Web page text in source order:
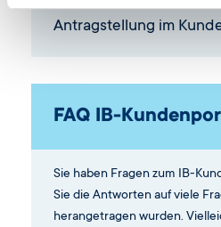
Antragstellung im
FAQ IB-
Sie haben Fragen zum IB-
Sie die Antworten auf viele
herangetragen wurden.